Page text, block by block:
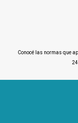
Conocé las normas que